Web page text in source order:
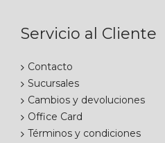
Servicio al Cliente
Contacto
Sucursales
Cambios y devoluciones
Office Card
Términos y condiciones